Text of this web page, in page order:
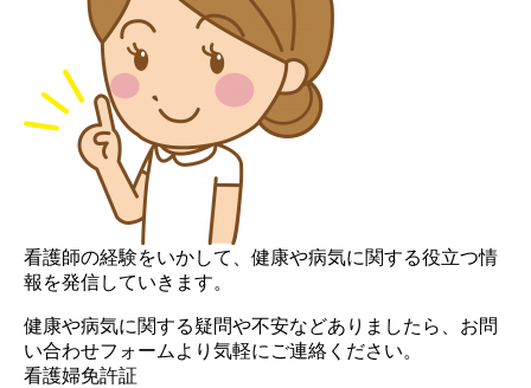
看護師の経験をいかして、健康や病気に関する役立つ情
報を発信していきます。
健康や病気に関する疑問や不安などありましたら、お問
い合わせフォームより気軽にご連絡ください。
看護婦免許証